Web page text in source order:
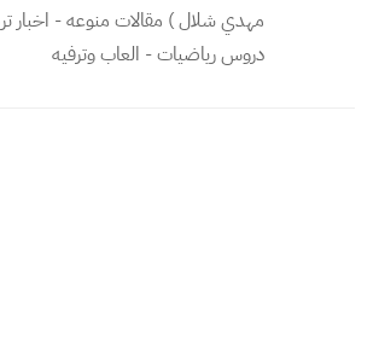
مهدي شلال ) مقالات منوعه - اخبار
دروس رياضيات - العاب وترفيه